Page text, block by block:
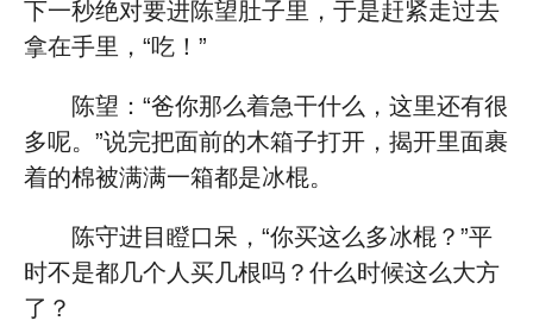
下一秒绝对要进陈望肚子里，于是赶紧走过去
拿在手里，“吃！”
陈望：“爸你那么着急干什么，这里还有很
多呢。”说完把面前的木箱子打开，揭开里面裹
着的棉被满满一箱都是冰棍。
陈守进目瞪口呆，“你买这么多冰棍？”平
时不是都几个人买几根吗？什么时候这么大方
了？